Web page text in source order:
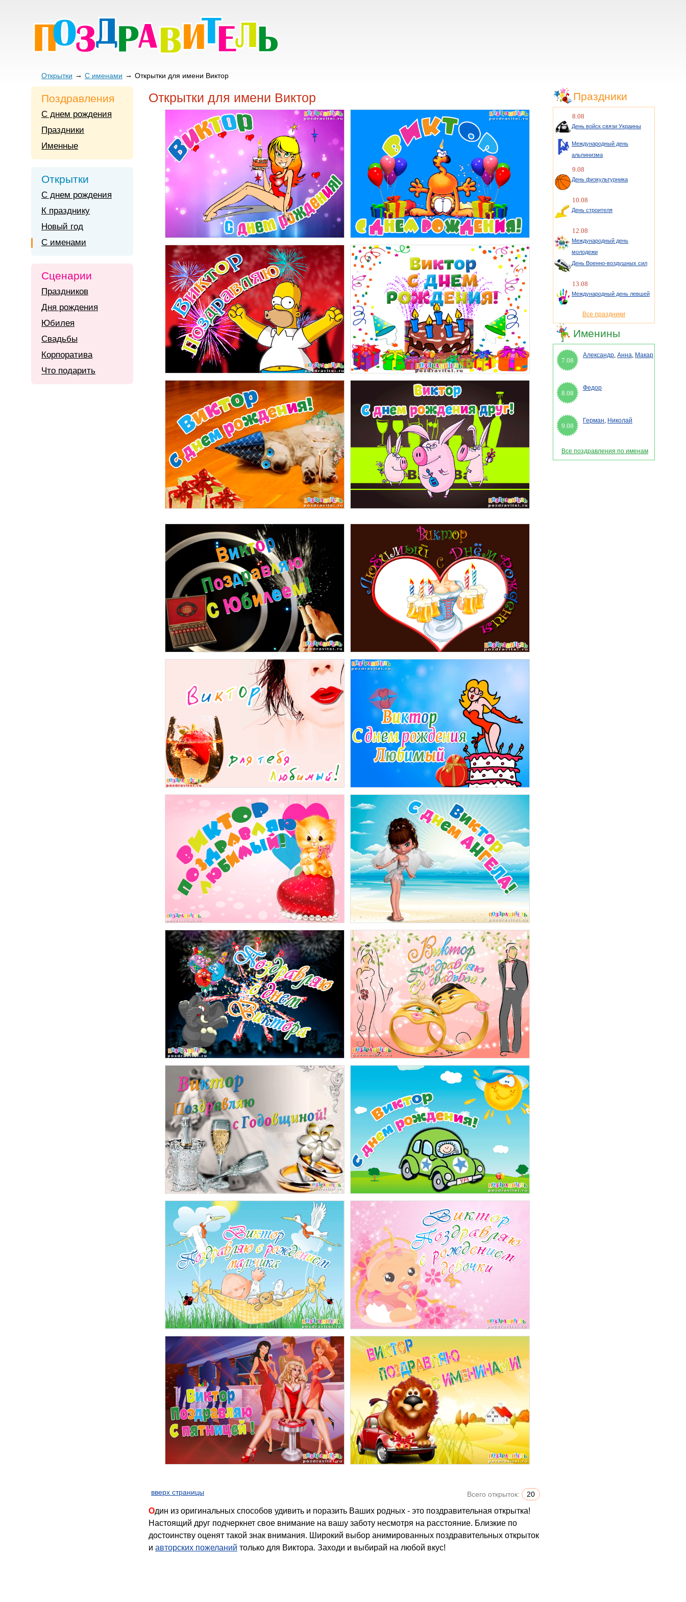
Открытки С именами Открытки для имени Виктор
Открытки для имени Виктор
вверх страницы Всего открыток: 20
Один из оригинальных способов удивить и поразить Ваших родных - это поздравительная открытка!
Настоящий друг подчеркнет свое внимание на вашу заботу несмотря на расстояние. Близкие по
достоинству оценят такой знак внимания. Широкий выбор анимированных поздравительных открыток
и авторских пожеланий только для Виктора. Заходи и выбирай на любой вкус!
Поздравления
С днем рождения
Праздники
Именные
Открытки
С днем рождения
К празднику
Новый год
С именами
Сценарии
Праздников
Дня рождения
Юбилея
Свадьбы
Корпоратива
Что подарить
Праздники
8.08
День войск связи Украины
Международный день
альпинизма
9.08
День физкультурника
10.08
День строителя
12.08
Международный день
молодежи
День Военно-воздушных сил
13.08
Международный день левшей
Все праздники
Именины
7.08
Александр, Анна, Макар
8.08
Федор
9.08
Герман, Николай
Все поздравления по именам